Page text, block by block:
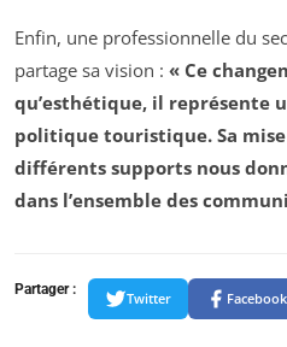
Enfin, une professionnelle du
partage sa vision : « Ce
qu’esthétique, il représente
politique touristique. Sa
différents supports nous
dans l’ensemble des
Partager :
Twitter Facebook